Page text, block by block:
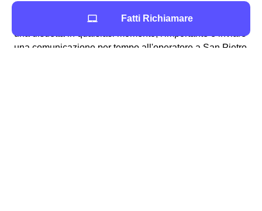
sampietrini in tutte le operazioni necessarie, anche per
la disdetta di un abbonamento o tariffa. Puoi effettuare
una disdetta in qualsiasi momento, l'importante è inviare
una comunicazione per tempo all'operatore a San Pietro
Fatti Richiamare